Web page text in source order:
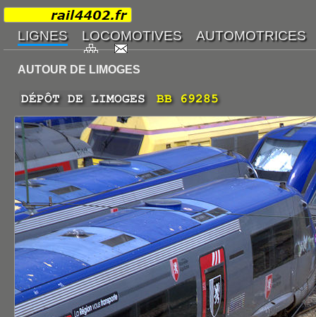
AUTOUR DE LIMOGES
DÉPÔT DE LIMOGES BB 69285